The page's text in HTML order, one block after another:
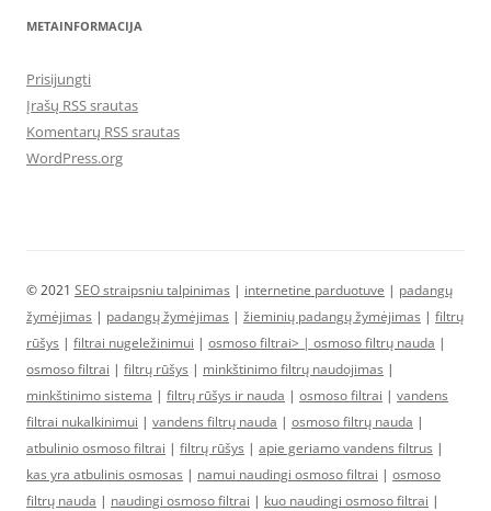
METAINFORMACIJA
Prisijungti
Įrašų RSS srautas
Komentarų RSS srautas
WordPress.org
© 2021 SEO straipsniu talpinimas | internetine parduotuve | padangų
žymėjimas | padangų žymėjimas | žieminių padangų žymėjimas | filtrų
rūšys | filtrai nugeležinimui | osmoso filtrai> | osmoso filtrų nauda |
osmoso filtrai | filtrų rūšys | minkštinimo filtrų naudojimas |
minkštinimo sistema | filtrų rūšys ir nauda | osmoso filtrai | vandens
filtrai nukalkinimui | vandens filtrų nauda | osmoso filtrų nauda |
atbulinio osmoso filtrai | filtrų rūšys | apie geriamo vandens filtrus |
kas yra atbulinis osmosas | namui naudingi osmoso filtrai | osmoso
filtrų nauda | naudingi osmoso filtrai | kuo naudingi osmoso filtrai |